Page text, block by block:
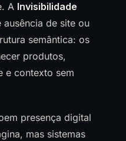
A Invisibilidade
de site ou
semântica: os
produtos,
e contexto sem
presença digital
mas sistemas